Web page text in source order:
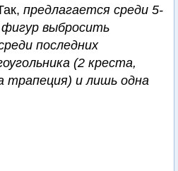
предлагается среди 5-
выбросить
последних
(2 креста,
трапеция) и лишь одна